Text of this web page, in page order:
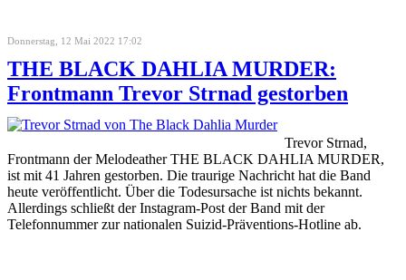
Donnerstag, 12 Mai 2022 17:02
THE BLACK DAHLIA MURDER:
Frontmann Trevor Strnad gestorben
Trevor Strnad,
Frontmann der Melodeather THE BLACK DAHLIA MURDER,
ist mit 41 Jahren gestorben. Die traurige Nachricht hat die Band
heute veröffentlicht. Über die Todesursache ist nichts bekannt.
Allerdings schließt der Instagram-Post der Band mit der
Telefonnummer zur nationalen Suizid-Präventions-Hotline ab.